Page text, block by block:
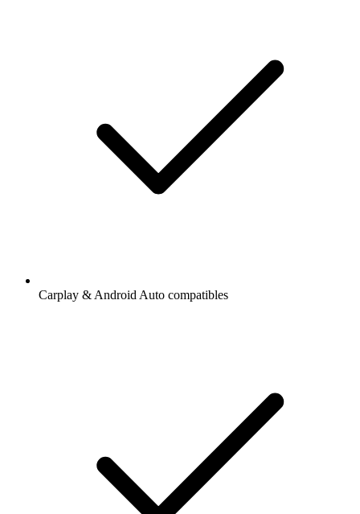
Carplay & Android Auto compatibles